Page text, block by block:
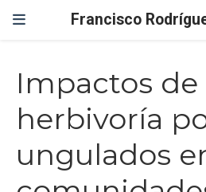
Francisco
Impactos de
herbivoría
ungulados